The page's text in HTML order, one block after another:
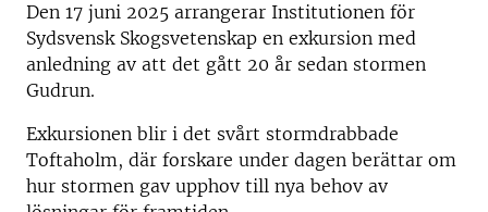
Den 17 juni 2025 arrangerar Institutionen för
Sydsvensk Skogsvetenskap en exkursion med
anledning av att det gått 20 år sedan stormen
Gudrun.
Exkursionen blir i det svårt stormdrabbade
Toftaholm, där forskare under dagen berättar om
hur stormen gav upphov till nya behov av